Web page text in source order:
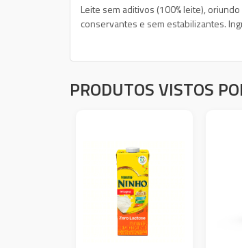
Leite sem aditivos (100% leite),
conservantes e sem estabilizantes.
PRODUTOS VISTOS